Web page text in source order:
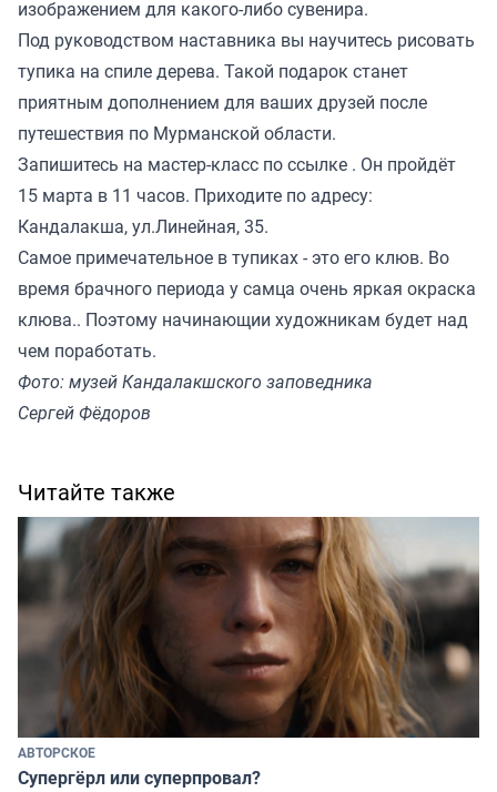
изображением для какого-либо сувенира.
Под руководством наставника вы научитесь рисовать
тупика на спиле дерева. Такой подарок станет
приятным дополнением для ваших друзей после
путешествия по Мурманской области.
Запишитесь на мастер-класс по ссылке . Он пройдёт
15 марта в 11 часов. Приходите по адресу:
Кандалакша, ул.Линейная, 35.
Самое примечательное в тупиках - это его клюв. Во
время брачного периода у самца очень яркая окраска
клюва.. Поэтому начинающии художникам будет над
чем поработать.
Фото: музей Кандалакшского заповедника
Сергей Фёдоров
Читайте также
АВТОРСКОЕ
Супергёрл или суперпровал?